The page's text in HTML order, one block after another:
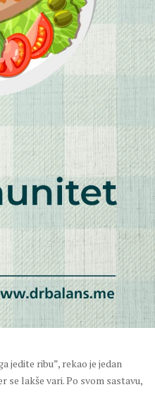
jedite ribu”, rekao je jedan
se lakše vari. Po svom sastavu,